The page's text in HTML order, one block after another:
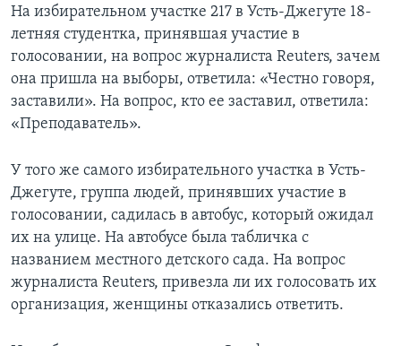
На избирательном участке 217 в Усть-Джегуте 18-
летняя студентка, принявшая участие в
голосовании, на вопрос журналиста Reuters, зачем
она пришла на выборы, ответила: «Честно говоря,
заставили». На вопрос, кто ее заставил, ответила:
«Преподаватель».
У того же самого избирательного участка в Усть-
Джегуте, группа людей, принявших участие в
голосовании, садилась в автобус, который ожидал
их на улице. На автобусе была табличка с
названием местного детского сада. На вопрос
журналиста Reuters, привезла ли их голосовать их
организация, женщины отказались ответить.